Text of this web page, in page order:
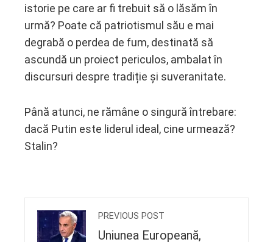
istorie pe care ar fi trebuit să o lăsăm în
urmă? Poate că patriotismul său e mai
degrabă o perdea de fum, destinată să
ascundă un proiect periculos, ambalat în
discursuri despre tradiție și suveranitate.
Până atunci, ne rămâne o singură întrebare:
dacă Putin este liderul ideal, cine urmează?
Stalin?
PREVIOUS POST
Uniunea Europeană,